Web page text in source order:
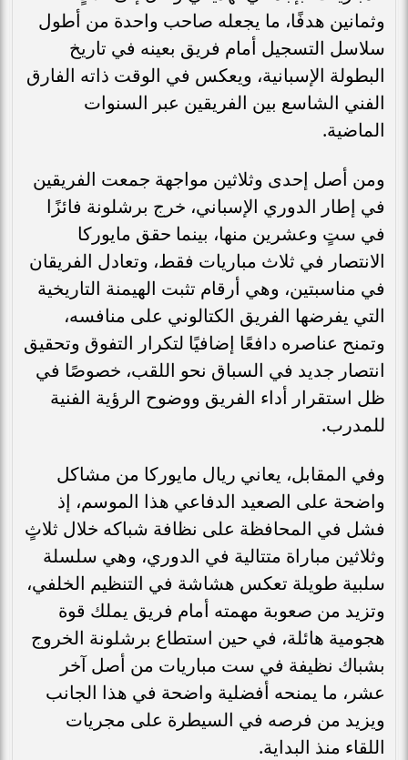
وثمانين هدفًا، ما يجعله صاحب واحدة من أطول
سلاسل التسجيل أمام فريق بعينه في تاريخ
البطولة الإسبانية، ويعكس في الوقت ذاته الفارق
الفني الشاسع بين الفريقين عبر السنوات
الماضية.
ومن أصل إحدى وثلاثين مواجهة جمعت الفريقين
في إطار الدوري الإسباني، خرج برشلونة فائزًا
في ستٍ وعشرين منها، بينما حقق مايوركا
الانتصار في ثلاث مباريات فقط، وتعادل الفريقان
في مناسبتين، وهي أرقام تثبت الهيمنة التاريخية
التي يفرضها الفريق الكتالوني على منافسه،
وتمنح عناصره دافعًا إضافيًا لتكرار التفوق وتحقيق
انتصار جديد في السباق نحو اللقب، خصوصًا في
ظل استقرار أداء الفريق ووضوح الرؤية الفنية
للمدرب.
وفي المقابل، يعاني ريال مايوركا من مشاكل
واضحة على الصعيد الدفاعي هذا الموسم، إذ
فشل في المحافظة على نظافة شباكه خلال ثلاثٍ
وثلاثين مباراة متتالية في الدوري، وهي سلسلة
سلبية طويلة تعكس هشاشة في التنظيم الخلفي،
وتزيد من صعوبة مهمته أمام فريق يملك قوة
هجومية هائلة، في حين استطاع برشلونة الخروج
بشباك نظيفة في ست مباريات من أصل آخر
عشر، ما يمنحه أفضلية واضحة في هذا الجانب
ويزيد من فرصه في السيطرة على مجريات
اللقاء منذ البداية.